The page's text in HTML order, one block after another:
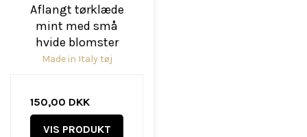
Aflangt tørklæde
mint med små
hvide blomster
Made in Italy tøj
150,00 DKK
VIS PRODUKT